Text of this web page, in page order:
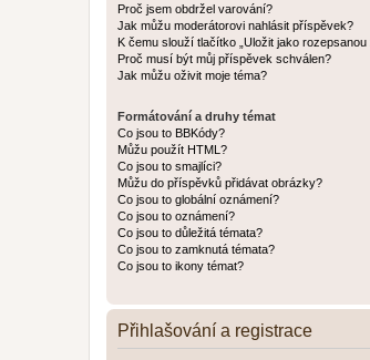
Proč jsem obdržel varování?
Jak můžu moderátorovi nahlásit příspěvek?
K čemu slouží tlačítko „Uložit jako
Proč musí být můj příspěvek schválen?
Jak můžu oživit moje téma?
Formátování a druhy témat
Co jsou to BBKódy?
Můžu použít HTML?
Co jsou to smajlíci?
Můžu do příspěvků přidávat obrázky?
Co jsou to globální oznámení?
Co jsou to oznámení?
Co jsou to důležitá témata?
Co jsou to zamknutá témata?
Co jsou to ikony témat?
Přihlašování a registrace